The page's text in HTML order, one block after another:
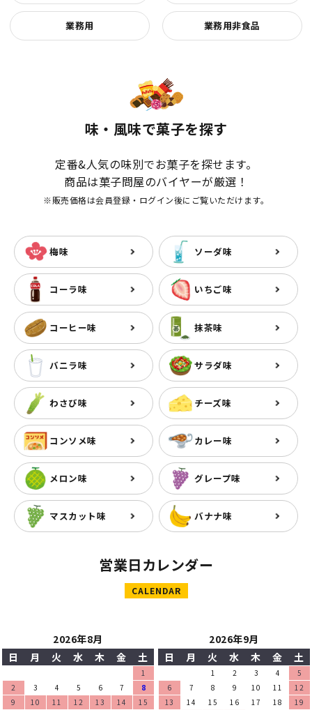
業務用 業務用非食品
味・風味で菓子を探す
定番&人気の味別でお菓子を探せます。
商品は菓子問屋のバイヤーが厳選！
※販売価格は会員登録・ログイン後にご覧いただけます。
梅味 ソーダ味
コーラ味 いちご味
コーヒー味 抹茶味
バニラ味 サラダ味
わさび味 チーズ味
コンソメ味 カレー味
メロン味 グレープ味
マスカット味 バナナ味
営業日カレンダー
CALENDAR
2026年8月
日
月 火 水 木 金 土
1
2
3 4 5 6 7
8
9
10 11 12 13 14
15
2026年9月
日
月 火 水 木 金 土
1 2 3 4
5
6
7 8 9 10 11
12
13
14 15 16 17 18
19